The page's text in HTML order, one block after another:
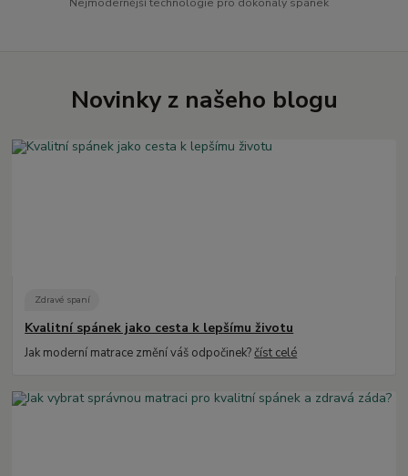
Nejmodernější technologie pro dokonalý spánek
Novinky z našeho blogu
Zdravé spaní
Kvalitní spánek jako cesta k lepšímu životu
Jak moderní matrace změní váš odpočinek?číst celé